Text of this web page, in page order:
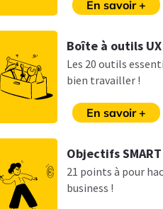
En savoir +
Boîte à outils
Les 20 outils
bien travailler !
En savoir +
Objectifs SMART
21 points à pour
business !